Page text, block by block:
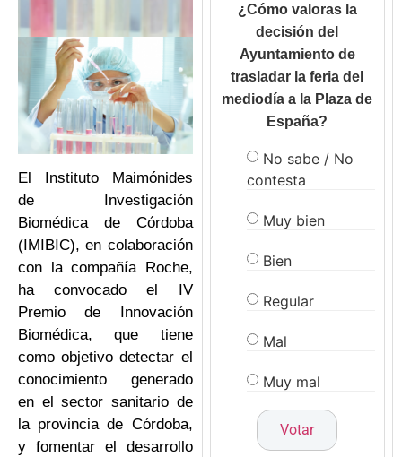
El Instituto Maimónides
de Investigación
Biomédica de Córdoba
(IMIBIC), en colaboración
con la compañía Roche,
ha convocado el IV
Premio de Innovación
Biomédica, que tiene
como objetivo detectar el
conocimiento generado
en el sector sanitario de
la provincia de Córdoba,
y fomentar el desarrollo
¿Cómo valoras la
decisión del
Ayuntamiento de
trasladar la feria del
mediodía a la Plaza de
España?
No sabe / No
contesta
Muy bien
Bien
Regular
Mal
Muy mal